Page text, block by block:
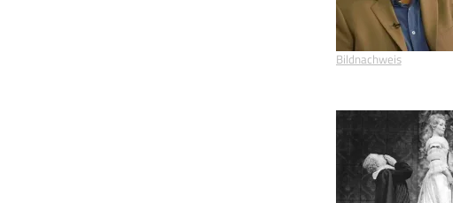
Bildnachweis